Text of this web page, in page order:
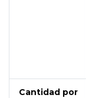
Cantidad por